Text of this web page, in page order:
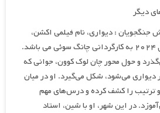
دیگر
جنگجویان : دیواری، نام فیلمی اکشن،
جنایی و مهیج محصول سال ۲۰۲۴ به کارگردانی چانگ سوئی می باشد.
در دهه ۱۹۸۰ می‌گذرد و حول محور چان لوک کوون، جوانی که
دیواری می‌شود، شکل می‌گیرد. او در میان
ترتیب را کشف کرده و درس‌های مهم
در این شهر، او با شین، استاد